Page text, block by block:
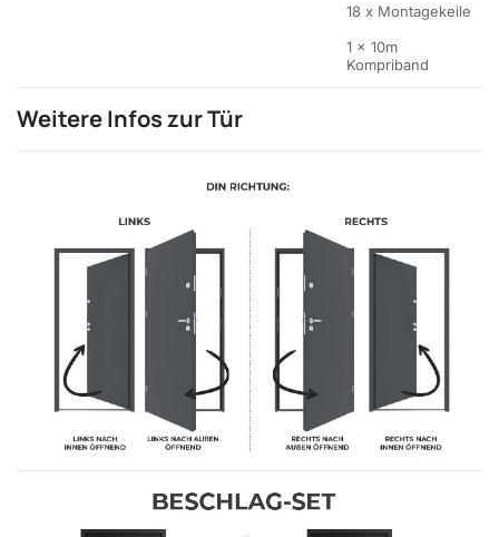
18 x Montagekeile
1 x 10m
Kompriband
Weitere Infos zur Tür